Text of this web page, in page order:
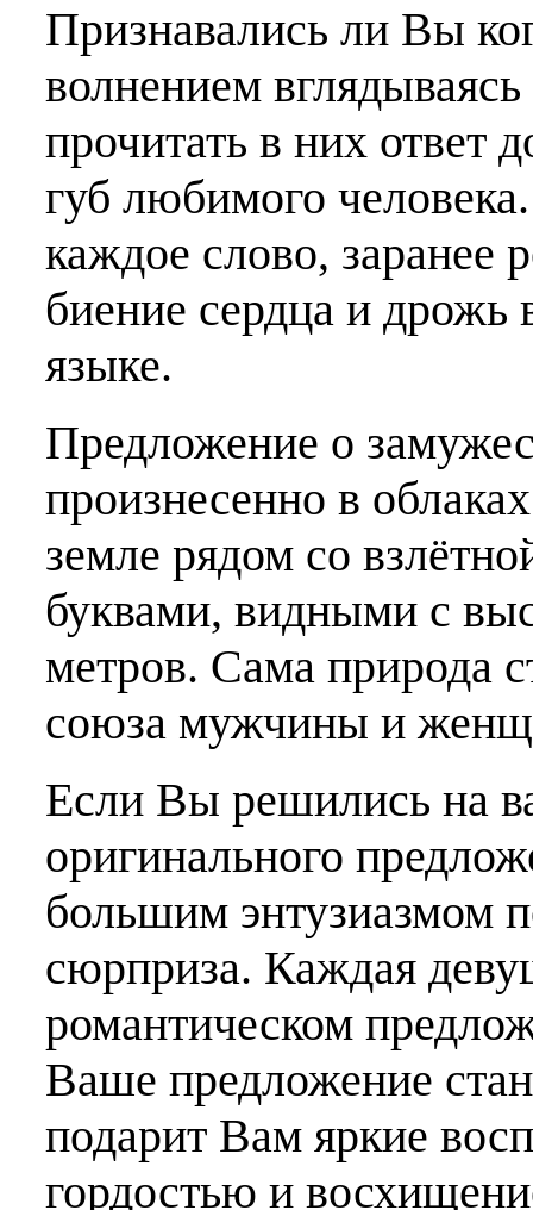
Признавались ли Вы
волнением
прочитать в них ответ
губ любимого
каждое слово, заранее
биение сердца и дрожь
языке.
Предложение о
произнесенно в
земле рядом со
буквами, видными с
метров. Сама природа
союза мужчины и
Если Вы решились на
оригинального
большим энтузиазмом
сюрприза. Каждая
романтическом
Ваше предложение
подарит Вам яркие
гордостью и